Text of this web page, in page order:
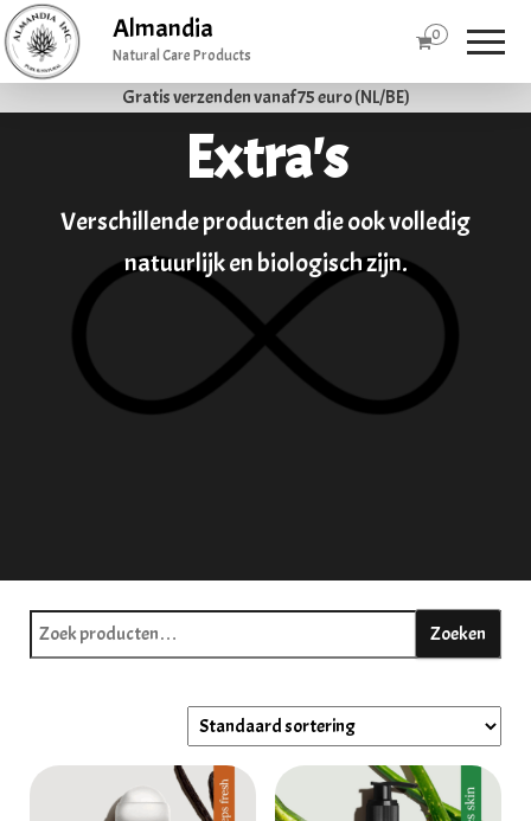
Gratis verzenden vanaf 75 euro (NL/BE)
Almandia
Natural Care Products
0
Extra's
Verschillende producten die ook volledig
natuurlijk en biologisch zijn.
Zoeken naar: Zoeken